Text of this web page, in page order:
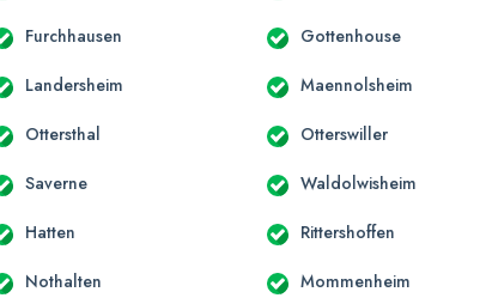
Furchhausen Gottenhouse
Landersheim Maennolsheim
Ottersthal Otterswiller
Saverne Waldolwisheim
Hatten Rittershoffen
Nothalten Mommenheim